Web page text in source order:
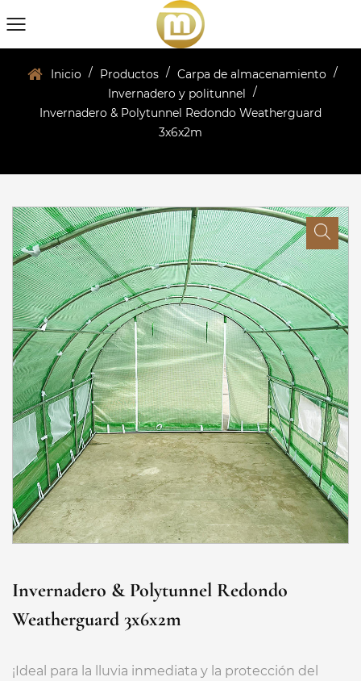
Inicio / Productos / Carpa de almacenamiento /
Invernadero y politunnel /
Invernadero & Polytunnel Redondo Weatherguard
3x6x2m
Invernadero & Polytunnel Redondo
Weatherguard 3x6x2m
¡Ideal para la lluvia inmediata y la protección del